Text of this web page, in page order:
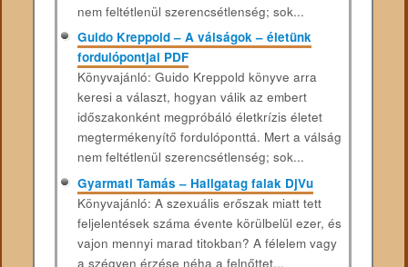
nem feltétlenül szerencsétlenség; sok...
Guido Kreppold – A ​válságok – életünk
fordulópontjai PDF
Könyvajánló: Guido Kreppold könyve arra
keresi a választ, hogyan válik az embert
időszakonként megpróbáló életkrízis életet
megtermékenyítő fordulóponttá. Mert a válság
nem feltétlenül szerencsétlenség; sok...
Gyarmati Tamás – Hallgatag falak DjVu
Könyvajánló: A szexuális erőszak miatt tett
feljelentések száma évente körülbelül ezer, és
vajon mennyi marad titokban? A félelem vagy
a szégyen érzése néha a felnőttet...